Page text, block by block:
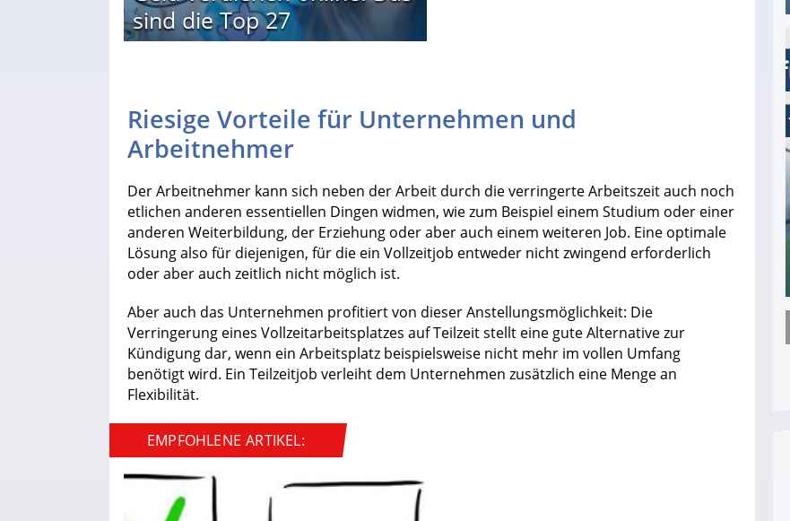
sind die Top 27
Riesige Vorteile für Unternehmen und
Arbeitnehmer
Der Arbeitnehmer kann sich neben der Arbeit durch die verringerte Arbeitszeit auch noch
etlichen anderen essentiellen Dingen widmen, wie zum Beispiel einem Studium oder einer
anderen Weiterbildung, der Erziehung oder aber auch einem weiteren Job. Eine optimale
Lösung also für diejenigen, für die ein Vollzeitjob entweder nicht zwingend erforderlich
oder aber auch zeitlich nicht möglich ist.
Aber auch das Unternehmen profitiert von dieser Anstellungsmöglichkeit: Die
Verringerung eines Vollzeitarbeitsplatzes auf Teilzeit stellt eine gute Alternative zur
Kündigung dar, wenn ein Arbeitsplatz beispielsweise nicht mehr im vollen Umfang
benötigt wird. Ein Teilzeitjob verleiht dem Unternehmen zusätzlich eine Menge an
Flexibilität.
EMPFOHLENE ARTIKEL:
Heimarbeit ohne PC: Die besten Heimarbeiten
Bezahlte Umfragen - Die besten Anbieter